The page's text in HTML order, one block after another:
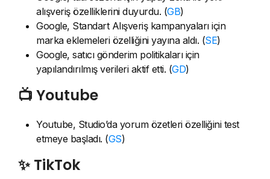
alışveriş özelliklerini duyurdu. (GB)
Google, Standart Alışveriş kampanyaları için
marka eklemeleri özelliğini yayına aldı. (SE)
Google, satıcı gönderim politikaları için
yapılandırılmış verileri aktif etti. (GD)
📺 Youtube
Youtube, Studio’da yorum özetleri özelliğini test
etmeye başladı. (GS)
✨ TikTok